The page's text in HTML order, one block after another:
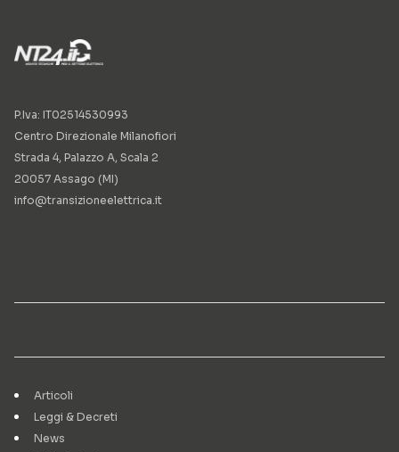
P.Iva: IT02514530993
Centro Direzionale Milanofiori
Strada 4, Palazzo A, Scala 2
20057 Assago (MI)
info@transizioneelettrica.it
Articoli
Leggi & Decreti
News